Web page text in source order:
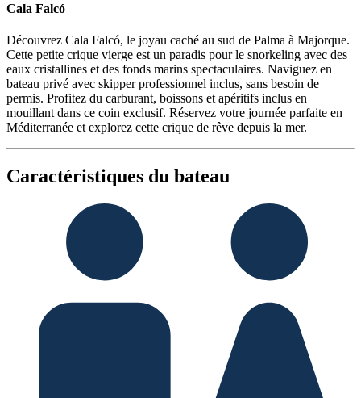
Cala Falcó
Découvrez Cala Falcó, le joyau caché au sud de Palma à Majorque.
Cette petite crique vierge est un paradis pour le snorkeling avec des
eaux cristallines et des fonds marins spectaculaires. Naviguez en
bateau privé avec skipper professionnel inclus, sans besoin de
permis. Profitez du carburant, boissons et apéritifs inclus en
mouillant dans ce coin exclusif. Réservez votre journée parfaite en
Méditerranée et explorez cette crique de rêve depuis la mer.
Caractéristiques du bateau